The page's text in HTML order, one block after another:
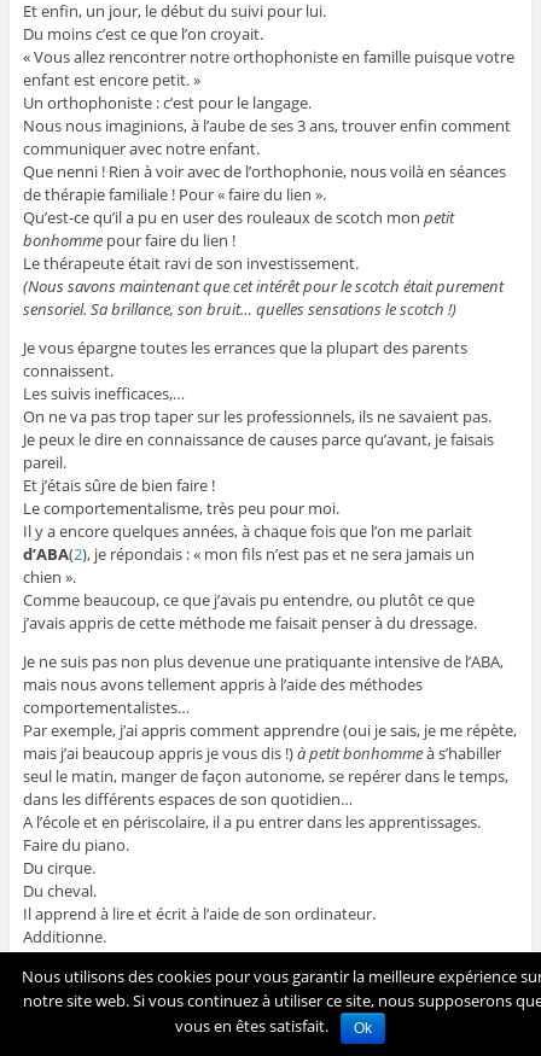
Et enfin, un jour, le début du suivi pour lui.
Du moins c’est ce que l’on croyait.
« Vous allez rencontrer notre orthophoniste en famille puisque votre
enfant est encore petit. »
Un orthophoniste : c’est pour le langage.
Nous nous imaginions, à l’aube de ses 3 ans, trouver enfin comment
communiquer avec notre enfant.
Que nenni ! Rien à voir avec de l’orthophonie, nous voilà en séances
de thérapie familiale ! Pour « faire du lien ».
Qu’est-ce qu’il a pu en user des rouleaux de scotch mon petit
bonhommepour faire du lien !
Le thérapeute était ravi de son investissement.
(Nous savons maintenant que cet intérêt pour le scotch était purement
sensoriel. Sa brillance, son bruit… quelles sensationsle scotch !)
Je vous épargne toutes les errances que la plupart des parents
connaissent.
Les suivis inefficaces,…
On ne va pas trop taper sur les professionnels, ils ne savaient pas.
Je peux le dire en connaissance de causes parce qu’avant, je faisais
pareil.
Et j’étais sûre de bien faire !
Le comportementalisme, très peu pour moi.
Il y a encore quelques années, à chaque fois que l’on me parlait
d’ABA(2), je répondais : « mon fils n’est pas et ne sera jamais un
chien ».
Comme beaucoup, ce que j’avais pu entendre, ou plutôt ce que
j’avais appris de cette méthode me faisait penser à du dressage.
Je ne suis pas non plus devenue une pratiquante intensive de l’ABA,
mais nous avons tellement appris à l’aide des méthodes
comportementalistes…
Par exemple, j’ai appris comment apprendre (oui je sais, je me répète,
mais j’ai beaucoup appris je vous dis !)à petit bonhommeà s’habiller
seul le matin, manger de façon autonome, se repérer dans le temps,
dans les différents espaces de son quotidien…
A l’école et en périscolaire, il a pu entrer dans les apprentissages.
Faire du piano.
Du cirque.
Du cheval.
Il apprend à lire et écrit à l’aide de son ordinateur.
Additionne.
Soustrait.
Multiplie.
Et pourtant, c’est un « autiste sévère ».
Et surtout, plus de troubles du comportement.
Nous utilisons des cookies pour vous garantir la meilleure expérience
notre site web. Si vous continuez à utiliser ce site, nous supposerons
vous en êtes satisfait.
Ok